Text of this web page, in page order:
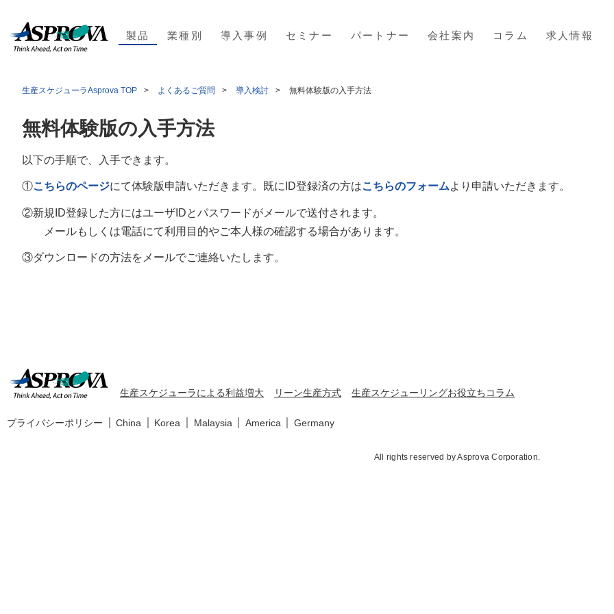
製品 業種別 導入事例 セミナー パートナー 会社案内 コラム 求人情報
生産スケジューラAsprova TOP よくあるご質問 導入検討 無料体験版の入手方法
無料体験版の入手方法
以下の手順で、入手できます。
①こちらのページにて体験版申請いただきます。既にID登録済の方はこちらのフォームより申請いただきます。
②新規ID登録した方にはユーザIDとパスワードがメールで送付されます。
メールもしくは電話にて利用目的やご本人様の確認する場合があります。
③ダウンロードの方法をメールでご連絡いたします。
生産スケジューラによる利益増大 リーン生産方式 生産スケジューリングお役立ちコラム
プライバシーポリシー China Korea Malaysia America Germany
All rights reserved by Asprova Corporation.